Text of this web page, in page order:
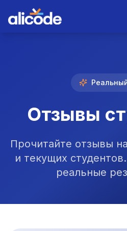
Отзывы
Прочитайте отзывы
и текущих
реальные